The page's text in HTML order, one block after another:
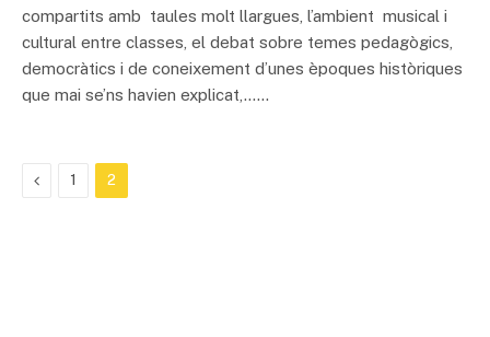
compartits amb taules molt llargues, l’ambient musical i
cultural entre classes, el debat sobre temes pedagògics,
democràtics i de coneixement d’unes èpoques històriques
que mai se’ns havien explicat,……
Previous
1 2